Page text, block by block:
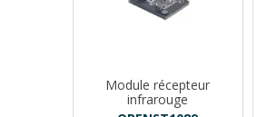
Module récepteur
infrarouge